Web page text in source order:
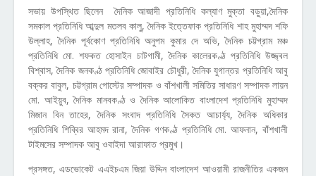
সভায় উপস্থিত ছিলেন দৈনিক আজাদী প্রতিনিধি কল্যাণ মুক্তা বড়ুয়া,দৈনিক
সমকাল প্রতিনিধি আব্দুল মতলব কালু, দৈনিক ইত্তেফাক প্রতিনিধি শাহ মুহাম্মদ শফি
উল্লাহ, দৈনিক পূর্বকোণ প্রতিনিধি অনুপম কুমার দে অভি, দৈনিক চট্টগ্রাম মঞ্চ
প্রতিনিধি মো. শফকত হোসাইন চাটগামী, দৈনিক কালেরকণ্ঠ প্রতিনিধি উজ্জ্বল
বিশ্বাস, দৈনিক জনকণ্ঠ প্রতিনিধি জোবাইর চৌধুরী, দৈনিক যুগান্তর প্রতিনিধি আবু
বক্কর বাবুল, চট্টগ্রাম পোস্টের সম্পাদক ও বাঁশখালী সমিতির সাধারণ সম্পাদক লায়ন
মো. আইয়ুব, দৈনিক মানবকণ্ঠ ও দৈনিক আলোকিত বাংলাদেশ প্রতিনিধি মুহাম্মদ
মিজান বিন তাহের, দৈনিক সংবাদ প্রতিনিধি সৈকত আচার্য্য, দৈনিক অধিকার
প্রতিনিধি শিব্বির আহমদ রানা, দৈনিক গণকণ্ঠ প্রতিনিধি মো. আফনান, বাঁশখালী
টাইমসের সম্পাদক আবু ওবাইদা আরাফাত প্রমুখ।
প্রসঙ্গত, এডভোকেট এএইচএম জিয়া উদ্দিন বাংলাদেশ আওয়ামী রাজনীতির একজন